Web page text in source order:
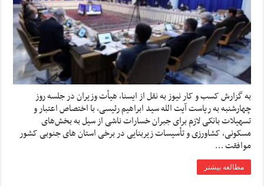
به گزارش کسب و کار نیوز به نقل از ایسنا، هیأت وزیران در جلسه روز
چهارشنبه به ریاست آیت الله سید ابراهیم رئیسی، با اختصاص اعتبار و
تسهیلات بانکی لازم برای جبران خسارات ناشی از سیل به بخش‌های
مسکونی، کشاورزی و تأسیسات زیربنایی در برخی استان های جنوبی کشور
موافقت …
مطالعه بیشتر